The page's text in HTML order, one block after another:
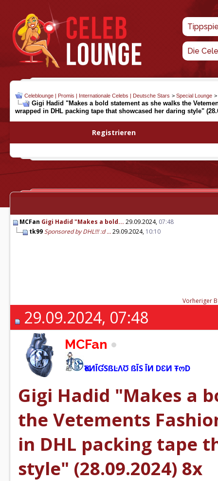
Die
Celeblounge | Promis | Internationale Celebs | Deutsche Stars > Special Lounge >
Gigi Hadid "Makes a bold statement as she walks the
wrapped in DHL packing tape that showcased her daring style"
Registrieren
MCFan Gigi Hadid "Makes a bold... 29.09.2024, 07:48
tk99Sponsored by DHL!!! :d ...29.09.2024, 10:10
Vorheriger
29.09.2024, 07:48
MCFan
ҠöИĪƓSßĿΛƱ ßĪS ĪИ DƐИ ŦოD
Gigi Hadid "Makes a
the Vetements
in DHL packing tape
style" (28.09.2024) 8x